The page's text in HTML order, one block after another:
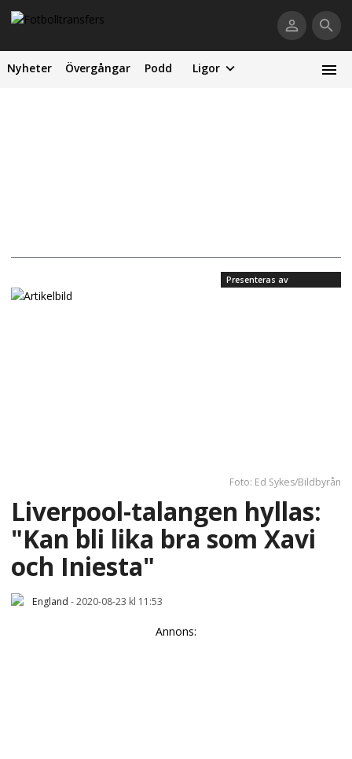
Nyheter Övergångar Podd Ligor
Presenteras av
Foto: Ed Sykes/Bildbyrån
Liverpool-talangen hyllas:
"Kan bli lika bra som Xavi
och Iniesta"
England -2020-08-23 kl 11:53
Annons: